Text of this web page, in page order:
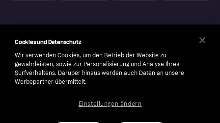
Cookies und Datenschutz
Wir verwenden Cookies, um den Betrieb der Website zu
gewährleisten, sowie zur Personalisierung und Analyse Ihres
Surfverhaltens. Darüber hinaus werden auch Daten an unsere
Werbepartner übermittelt.
Einstellungen ändern